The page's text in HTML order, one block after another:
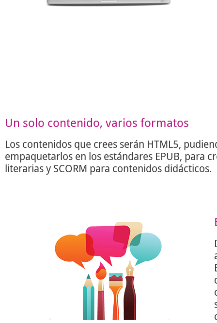
Un solo contenido, varios formatos
Los contenidos que crees serán HTML5,
empaquetarlos en los estándares EPUB, para
literarias y SCORM para contenidos didácticos.